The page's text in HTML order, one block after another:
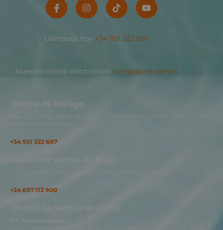
Llámanos hoy +34 951 322 687
Nuestro correo electrónico: living@oneeden.es
Oficina de Málaga
Plaza del Bulevar, Edificio B, Local 12, 1ª Planta, Oficinas 1A y 1B. 29649 La Cala
de Mijas, Málaga, España.
+34 951 322 687
Avda. Cantábrico, s/n.29649 La Cala de Mijas, Málaga, España..
+34 697 113 900
Oficina de Ventas de Cádiz
C.C. Acqua Alcaidesa
Local 14. Avenida de la Hacienda, s/n. 11316 La Línea de La Concepción, Cádiz,